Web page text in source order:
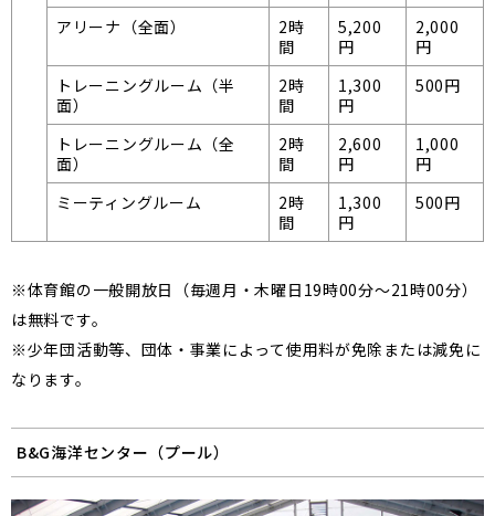
アリーナ（全面）
2時
間
5,200
円
2,000
円
トレーニングルーム（半
面）
2時
間
1,300
円
500円
トレーニングルーム（全
面）
2時
間
2,600
円
1,000
円
ミーティングルーム
2時
間
1,300
円
500円
※体育館の一般開放日（毎週月・木曜日19時00分～21時00分）
は無料です。
※少年団活動等、団体・事業によって使用料が免除または減免に
なります。
B&G海洋センター（プール）